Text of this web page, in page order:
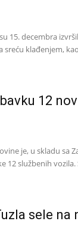
15. decembra
klađenjem,
12
je, u skladu sa
12 službenih vozila.
sele na